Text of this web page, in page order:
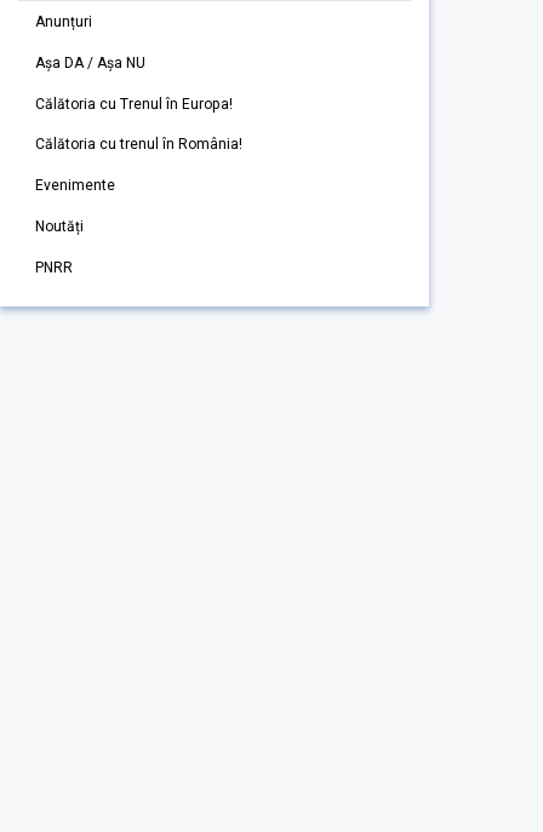
Anunțuri
Așa DA / Așa NU
Călătoria cu Trenul în Europa!
Călătoria cu trenul în România!
Evenimente
Noutăți
PNRR